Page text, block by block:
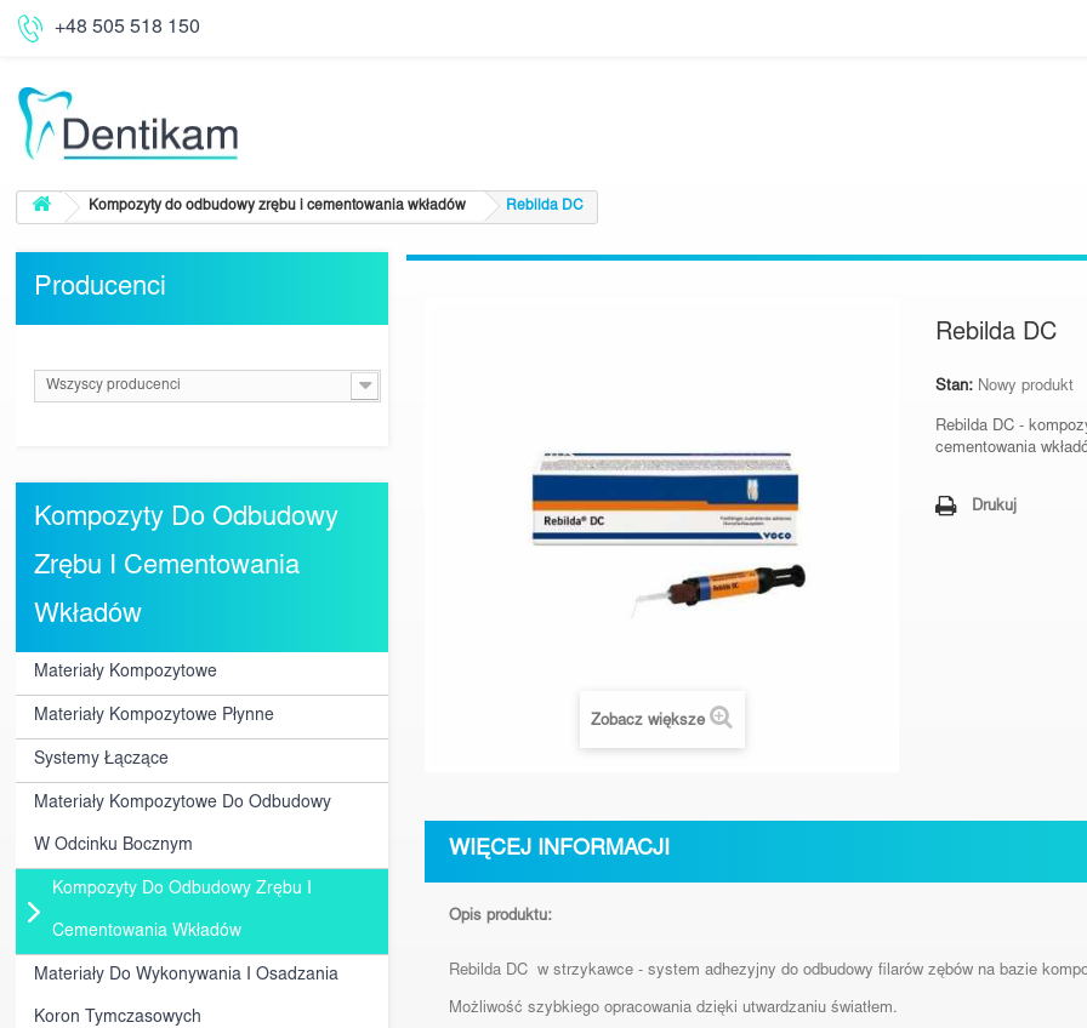
+48 505 518 150
Kompozyty do odbudowy zrębu i cementowania wkładów Rebilda DC
Producenci
Wszyscy producenci
Kompozyty Do Odbudowy
Zrębu I Cementowania
Wkładów
Materiały Kompozytowe
Materiały Kompozytowe Płynne
Systemy Łączące
Materiały Kompozytowe Do Odbudowy
W Odcinku Bocznym
Kompozyty Do Odbudowy Zrębu I
Cementowania Wkładów
Materiały Do Wykonywania I Osadzania
Koron Tymczasowych
Zobacz większe
Rebilda DC
Stan: Nowy produkt
Rebilda DC -
cementowania
Drukuj
WIĘCEJ INFORMACJI
Opis produktu:
Rebilda DC w strzykawce - systemadhezyjny do odbudowy filarów zębów na bazie
Możliwość szybkiego opracowania dzięki utwardzaniu światłem.